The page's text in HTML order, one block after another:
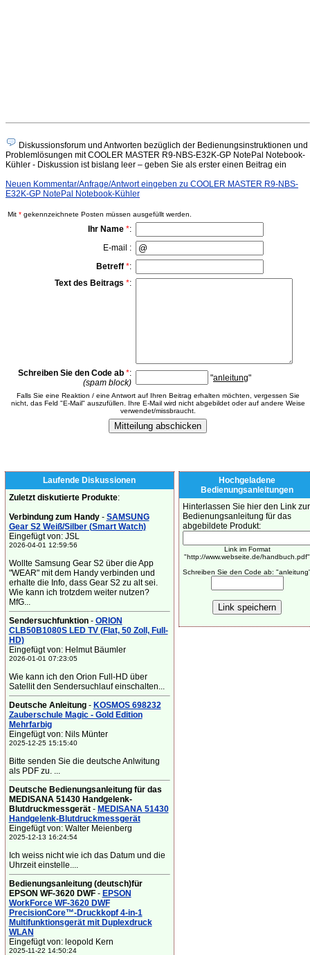
Diskussionsforum und Antworten bezüglich der Bedienungsinstruktionen und
Problemlösungen mit COOLER MASTER R9-NBS-E32K-GP NotePal Notebook-
Kühler - Diskussion ist bislang leer – geben Sie als erster einen Beitrag ein
Neuen Kommentar/Anfrage/Antwort eingeben zu COOLER MASTER R9-NBS-
E32K-GP NotePal Notebook-Kühler
Mit * gekennzeichnete Posten müssen ausgefüllt werden.
Ihr Name *:
E-mail :
Betreff *:
Text des Beitrags *:
Schreiben Sie den Code ab *:
(spam block)
"anleitung"
Falls Sie eine Reaktion / eine Antwort auf Ihren Beitrag erhalten möchten, vergessen Sie
nicht, das Feld "E-Mail" auszufüllen. Ihre E-Mail wird nicht abgebildet oder auf andere Weise
verwendet/missbraucht.
Laufende Diskussionen
Zuletzt diskutierte Produkte:
Verbindung zum Handy- SAMSUNG
Gear S2 Weiß/Silber (Smart Watch)
Eingefügt von: JSL
2026-04-01 12:59:56
Wollte Samsung Gear S2 über die App
"WEAR" mit dem Handy verbinden und
erhalte die Info, dass Gear S2 zu alt sei.
Wie kann ich trotzdem weiter nutzen?
MfG...
Sendersuchfunktion- ORION
CLB50B1080S LED TV (Flat, 50 Zoll, Full-
HD)
Eingefügt von: Helmut Bäumler
2026-01-01 07:23:05
Wie kann ich den Orion Full-HD über
Satellit den Sendersuchlauf einschalten...
Deutsche Anleitung- KOSMOS 698232
Zauberschule Magic - Gold Edition
Mehrfarbig
Eingefügt von: Nils Münter
2025-12-25 15:15:40
Bitte senden Sie die deutsche Anlwitung
als PDF zu. ...
Deutsche Bedienungsanleitung für das
MEDISANA 51430 Handgelenk-
Blutdruckmessgerät- MEDISANA 51430
Handgelenk-Blutdruckmessgerät
Eingefügt von: Walter Meienberg
2025-12-13 16:24:54
Ich weiss nicht wie ich das Datum und die
Uhrzeit einstelle....
Bedienungsanleitung (deutsch)für
EPSON WF-3620 DWF- EPSON
WorkForce WF-3620 DWF
PrecisionCore™-Druckkopf 4-in-1
Multifunktionsgerät mit Duplexdruck
WLAN
Eingefügt von: leopold Kern
2025-11-22 14:50:24
Hochgeladene
Bedienungsanleitungen
Hinterlassen Sie hier den Link zur
Bedienungsanleitung für das
abgebildete Produkt:
Link im Format
"http://www.webseite.de/handbuch.pdf"
Schreiben Sie den Code ab: